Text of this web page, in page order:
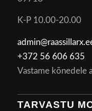
K-P 10.00-20.00
+372 56 606 635
Vastame kõnedele
TARVASTU